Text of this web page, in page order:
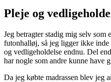
Pleje og
Jeg betragter stadig mig selv som
futonhalløj, så jeg ligger ikke
og vedligeholdelse endnu. Del
har nogle som andre kunne have
Da jeg købte madrassen blev jeg